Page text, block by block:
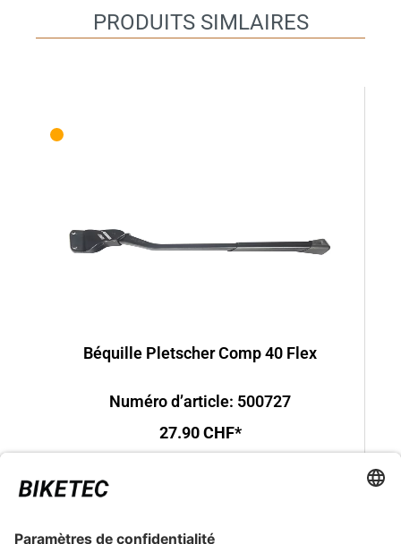
PRODUITS SIMLAIRES
Béquille Pletscher Comp 40 Flex
Numéro d’article: 500727
27.90 CHF*